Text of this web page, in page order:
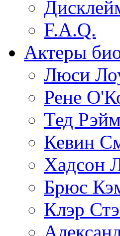
F.A.Q.
Актеры
Люси
Рене
Тед
Кевин
Хадсон
Брюс
Клэр